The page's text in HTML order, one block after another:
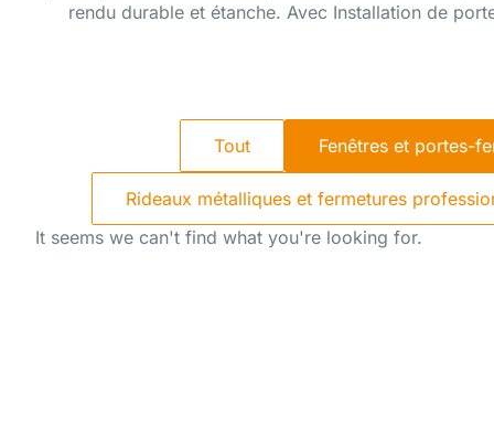
rendu durable et étanche. Avec Installation de
Tout Fenêtres et portes-
Rideaux métalliques et fermetures
It seems we can't find what you're looking for.